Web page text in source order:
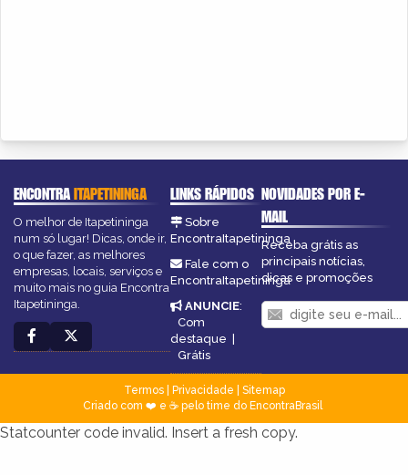
ENCONTRAITAPETININGA
O melhor de Itapetininga
num só lugar! Dicas, onde ir,
o que fazer, as melhores
empresas, locais, serviços e
muito mais no guia Encontra
Itapetininga.
LINKS RÁPIDOS
Sobre
EncontraItapetininga
Fale com o
EncontraItapetininga
ANUNCIE:
Com
destaque |
Grátis
NOVIDADES POR E-
MAIL
Receba grátis as
principais notícias,
dicas e promoções
Termos| Privacidade
Sitemap
Criado com ❤️ e ☕ pelo time do EncontraBrasil
Statcounter code invalid. Insert a fresh copy.